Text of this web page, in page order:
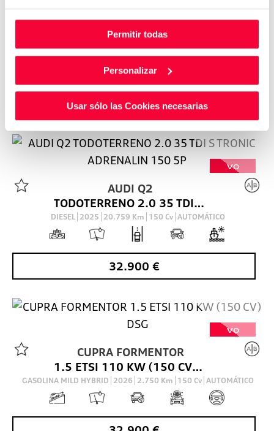
Permitir todas
Personalizar
Usar sólo las Cookies necesarias
VO
AUDI Q2
TODOTERRENO 2.0 35 TDI S TRONIC ADRENALIN 150 5P
DIESEL 2025 20.759 Km 150 Cv AUTOMÁTICO
32.900 €
VO
CUPRA FORMENTOR
1.5 ETSI 110 KW (150 CV) DSG
GASOLINA MILD HYBRID 2026 2.750 Km 150 Cv AUTOMÁTICO